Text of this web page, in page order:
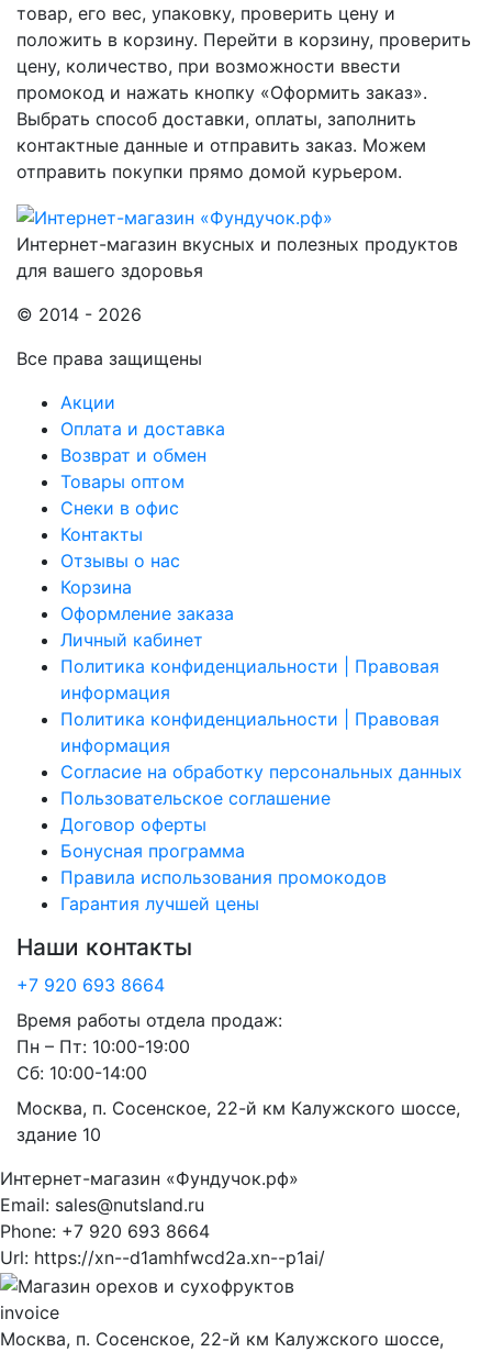
товар, его вес, упаковку, проверить цену и
положить в корзину. Перейти в корзину, проверить
цену, количество, при возможности ввести
промокод и нажать кнопку «Оформить заказ».
Выбрать способ доставки, оплаты, заполнить
контактные данные и отправить заказ. Можем
отправить покупки прямо домой курьером.
Интернет-магазин вкусных и полезных продуктов
для вашего здоровья
© 2014 - 2026
Все права защищены
Акции
Оплата и доставка
Возврат и обмен
Товары оптом
Снеки в офис
Контакты
Отзывы о нас
Корзина
Оформление заказа
Личный кабинет
Политика конфиденциальности | Правовая
информация
Политика конфиденциальности | Правовая
информация
Согласие на обработку персональных данных
Пользовательское соглашение
Договор оферты
Бонусная программа
Правила использования промокодов
Гарантия лучшей цены
Наши контакты
+7 920 693 8664
Время работы отдела продаж:
Пн – Пт: 10:00-19:00
Сб: 10:00-14:00
Москва, п. Сосенское, 22-й км Калужского шоссе,
здание 10
Интернет-магазин «Фундучок.рф»
Email: sales@nutsland.ru
Phone: +7 920 693 8664
Url: https://xn--d1amhfwcd2a.xn--p1ai/
invoice
Москва, п. Сосенское, 22-й км Калужского шоссе,